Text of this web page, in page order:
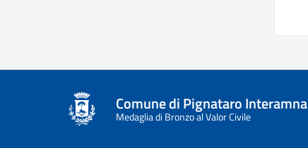
Comune di Pignataro Interamna
Medaglia di Bronzo al Valor Civile